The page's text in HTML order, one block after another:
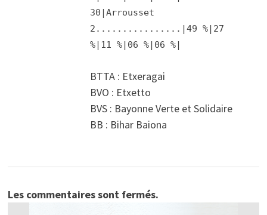
30|Arrousset
2................|49 %|27
%|11 %|06 %|06 %|
BTTA : Etxeragai
BVO : Etxetto
BVS : Bayonne Verte et Solidaire
BB : Bihar Baiona
Les commentaires sont fermés.